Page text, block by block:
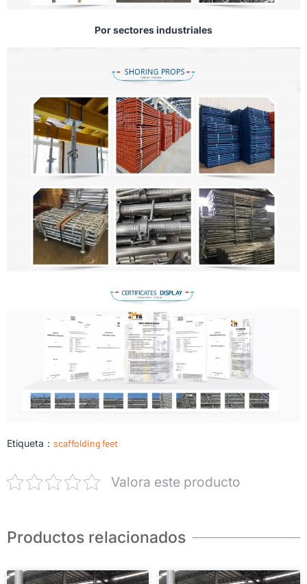
Por sectores industriales
Etiqueta： scaffolding feet
Valora este producto
Productos relacionados